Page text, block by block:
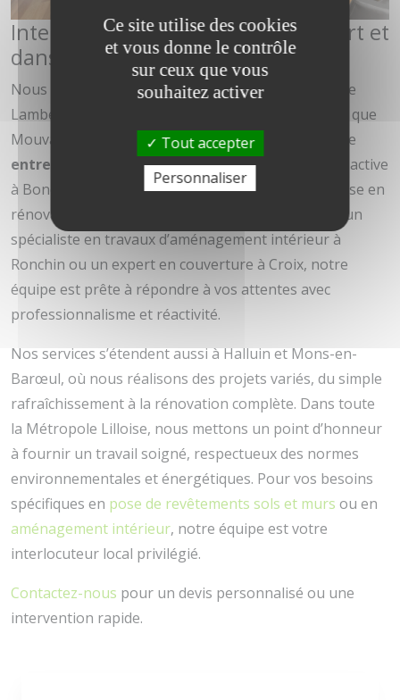
Interventions autour de Lambersart et
dans la Métropole Lilloise
Nous intervenons régulièrement dans le secteur de
Lambersart, ainsi que dans les villes proches telles que
Mouvaux, Croix, Ronchin, Wasquehal et Hem. Notre
entreprise bâtiment Lambersartest également active
à Bondues et Wambrechies, apportant son expertise en
rénovation et construction. Que vous recherchiez un
spécialiste en travaux d’aménagement intérieur à
Ronchin ou un expert en couverture à Croix, notre
équipe est prête à répondre à vos attentes avec
professionnalisme et réactivité.
Nos services s’étendent aussi à Halluin et Mons-en-
Barœul, où nous réalisons des projets variés, du simple
rafraîchissement à la rénovation complète. Dans toute
la Métropole Lilloise, nous mettons un point d’honneur
à fournir un travail soigné, respectueux des normes
environnementales et énergétiques. Pour vos besoins
spécifiques en pose de revêtements sols et murs ou en
aménagement intérieur, notre équipe est votre
interlocuteur local privilégié.
Contactez-nous pour un devis personnalisé ou une
intervention rapide.
Ce site utilise des cookies
et vous donne le contrôle
sur ceux que vous
souhaitez activer
Tout accepter
Personnaliser